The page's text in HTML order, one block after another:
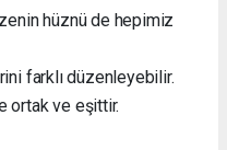
hüznü de hepimiz
farklı düzenleyebilir.
ortak ve eşittir.